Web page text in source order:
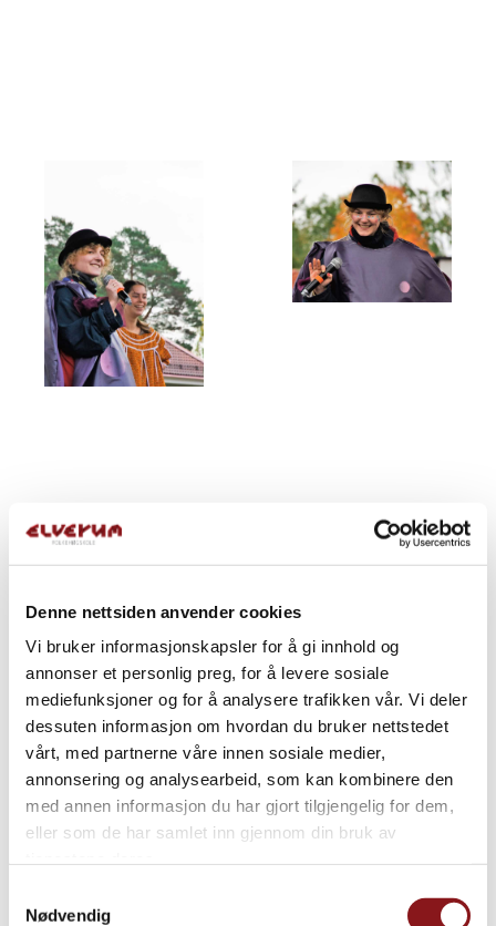
Denne nettsiden anvender cookies
Vi bruker informasjonskapsler for å gi innhold og
annonser et personlig preg, for å levere sosiale
mediefunksjoner og for å analysere trafikken vår. Vi deler
dessuten informasjon om hvordan du bruker nettstedet
vårt, med partnerne våre innen sosiale medier,
annonsering og analysearbeid, som kan kombinere den
med annen informasjon du har gjort tilgjengelig for dem,
eller som de har samlet inn gjennom din bruk av
Nødvendig